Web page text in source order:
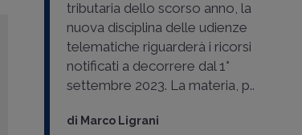
tributaria dello scorso anno, la
nuova disciplina delle udienze
telematiche riguarderà i ricorsi
notificati a decorrere dal 1°
settembre 2023. La materia, p..
di Marco Ligrani